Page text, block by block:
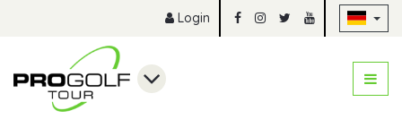
Login